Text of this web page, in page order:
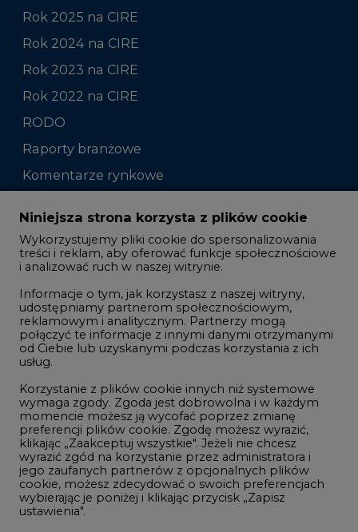
Rok 2025 na CIRE
Rok 2024 na CIRE
Rok 2023 na CIRE
Rok 2022 na CIRE
RODO
Raporty branżowe
Komentarze rynkowe
Zmiany kadrowe na rynku
Studio CIRE
Rozmowy o energetyce
Gospodarka
Geopolityka
LTE450
Innowacje i AI
Telekomunikacja i IT
Handel emisjami CO2
Wodór
Górnictwo
Niniejsza strona korzysta z plików cookie
Wykorzystujemy pliki cookie do spersonalizowania
treści i reklam, aby oferować funkcje społecznościowe
i analizować ruch w naszej witrynie.
Informacje o tym, jak korzystasz z naszej witryny,
udostępniamy partnerom społecznościowym,
reklamowym i analitycznym. Partnerzy mogą
połączyć te informacje z innymi danymi otrzymanymi
od Ciebie lub uzyskanymi podczas korzystania z ich
usług.
Korzystanie z plików cookie innych niż systemowe
wymaga zgody. Zgoda jest dobrowolna i w każdym
momencie możesz ją wycofać poprzez zmianę
preferencji plików cookie. Zgodę możesz wyrazić,
klikając „Zaakceptuj wszystkie". Jeżeli nie chcesz
wyrazić zgód na korzystanie przez administratora i
jego zaufanych partnerów z opcjonalnych plików
cookie, możesz zdecydować o swoich preferencjach
wybierając je poniżej i klikając przycisk „Zapisz
ustawienia".